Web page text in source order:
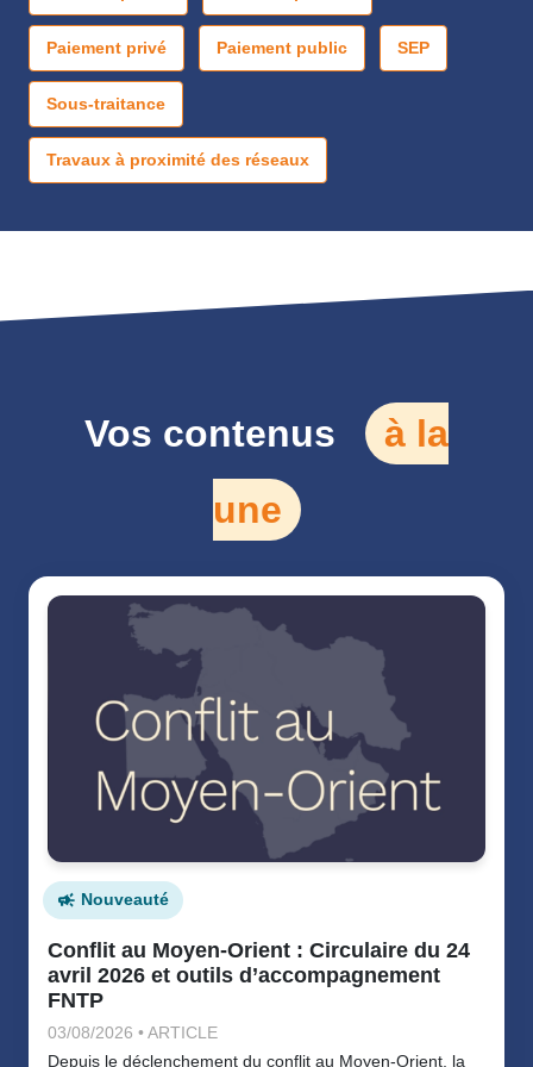
Paiement privé Paiement public SEP
Sous-traitance
Travaux à proximité des réseaux
Vos contenus
à la
une
Nouveauté
Conflit au Moyen-Orient : Circulaire du 24
avril 2026 et outils d’accompagnement
FNTP
03/08/2026 • ARTICLE
Depuis le déclenchement du conflit au Moyen-Orient, la